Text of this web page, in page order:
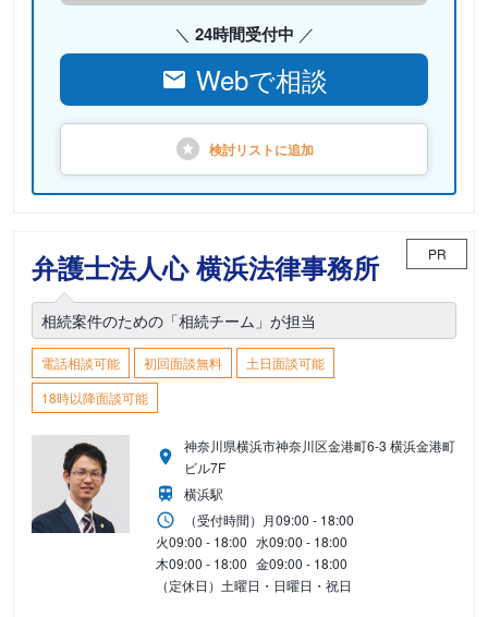
24時間受付中
Webで相談
検討リストに追加
弁護士法人心 横浜法律事務所 PR
相続案件のための「相続チーム」が担当
電話相談可能 初回面談無料
土日面談可能
18時以降面談可能
神奈川県横浜市神奈川区金港町6-3 横浜金港町
ビル7F
横浜駅
（受付時間） 月09:00 - 18:00
火09:00 - 18:00 水09:00 - 18:00
木09:00 - 18:00 金09:00 - 18:00
（定休日）土曜日・日曜日・祝日